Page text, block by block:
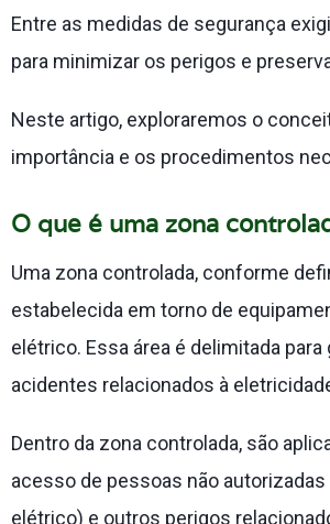
Entre as medidas de segurança
para minimizar os perigos e
Neste artigo, exploraremos o
importância e os procedimentos
O que é uma zona
Uma zona controlada, conforme
estabelecida em torno de
elétrico. Essa área é delimitada
acidentes relacionados à
Dentro da zona controlada, são
acesso de pessoas não
elétrico) e outros perigos